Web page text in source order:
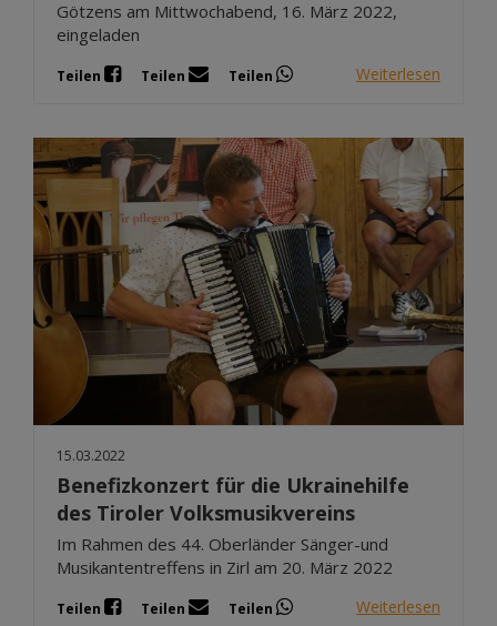
Götzens am Mittwochabend, 16. März 2022,
eingeladen
Teilen Teilen Teilen Weiterlesen
15.03.2022
Benefizkonzert für die Ukrainehilfe
des Tiroler Volksmusikvereins
Im Rahmen des 44. Oberländer Sänger-und
Musikantentreffens in Zirl am 20. März 2022
Teilen Teilen Teilen Weiterlesen